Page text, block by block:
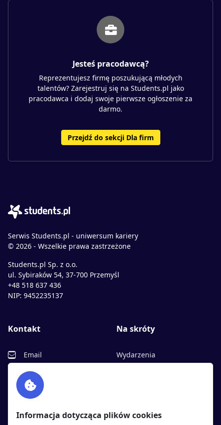
Jesteś pracodawcą?
Reprezentujesz firmę poszukującą młodych
talentów? Zarejestruj się na Students.pl jako
pracodawca i dodaj swoje pierwsze ogłoszenie za
darmo.
Przejdź do sekcji Dla firm
Serwis Students.pl - uniwersum kariery
© 2026 - Wszelkie prawa zastrzeżone
Students.pl Sp. z o.o.
ul. Sybiraków 54, 37-700 Przemyśl
+48 518 637 436
NIP: 9452235137
Kontakt
Email
Facebook
Twitter
Na skróty
Wydarzenia
Polityka cookies
Informacja dotycząca plików cookies